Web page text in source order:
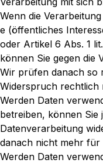
Wenn die
e (öffentliches
oder Artikel 6 Abs. 1
können Sie gegen die
Wir prüfen danach so
Widerspruch rechtlich
Werden Daten
betreiben, können Sie
Datenverarbeitung
danach nicht mehr für
Werden Daten